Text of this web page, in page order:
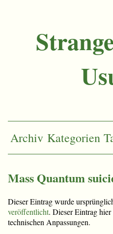
Archiv Kategorien
Mass Quantum
Dieser Eintrag wurde
veröffentlicht. Dieser Eintrag
technischen Anpassungen.